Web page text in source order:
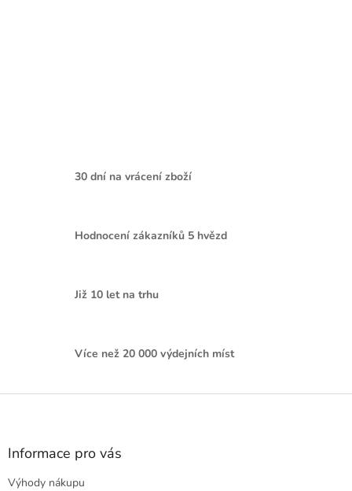
30 dní na vrácení zboží
Hodnocení zákazníků 5 hvězd
Již 10 let na trhu
Více než 20 000 výdejních míst
Z
Informace pro vás
Výhody nákupu